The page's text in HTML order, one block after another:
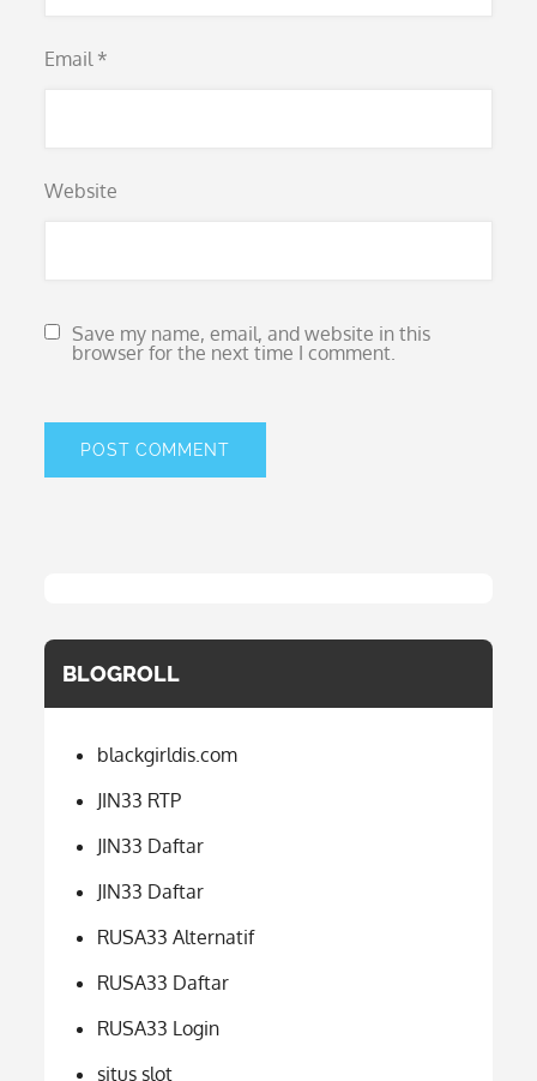
Email *
Website
Save my name, email, and website in this
browser for the next time I comment.
BLOGROLL
blackgirldis.com
JIN33 RTP
JIN33 Daftar
JIN33 Daftar
RUSA33 Alternatif
RUSA33 Daftar
RUSA33 Login
situs slot